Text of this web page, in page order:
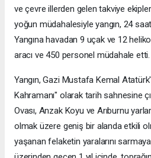
ve çevre illerden gelen takviye
yoğun müdahalesiyle yangın, 24
Yangına havadan 9 uçak ve 12
aracı ve 450 personel müdahale etti.
Yangın, Gazi Mustafa Kemal
Kahramanı" olarak tarih sahnesine
Ovası, Anzak Koyu ve Arıburnu
olmak üzere geniş bir alanda etkili
yaşanan felaketin yaralarını